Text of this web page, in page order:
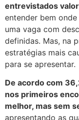
entrevistados
entender bem
uma vaga com
definidas. Mas, na
estratégias mais
para se apresentar.
De acordo com
nos primeiros
melhor, mas sem
apresentando as